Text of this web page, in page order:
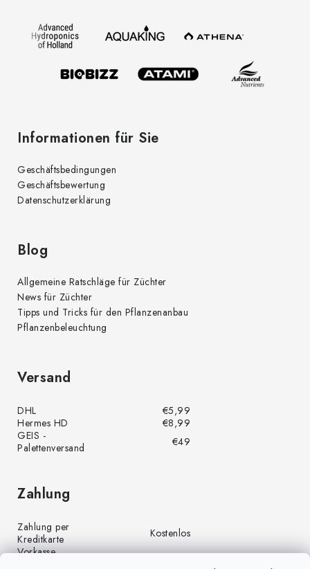
Informationen für Sie
Geschäftsbedingungen
Geschäftsbewertung
Datenschutzerklärung
Blog
Allgemeine Ratschläge für Züchter
News für Züchter
Tipps und Tricks für den Pflanzenanbau
Pflanzenbeleuchtung
Versand
DHL
€5,99
Hermes HD
€8,99
GEIS -
Palettenversand
€49
Zahlung
Zahlung per
Kreditkarte
Kostenlos
Vorkasse